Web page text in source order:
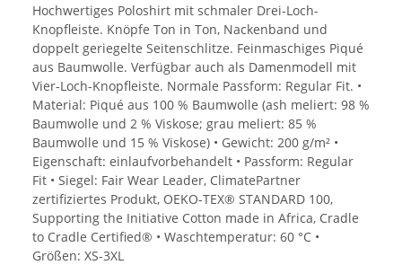
Hochwertiges Poloshirt mit schmaler Drei-Loch-
Knopfleiste. Knöpfe Ton in Ton, Nackenband und
doppelt geriegelte Seitenschlitze. Feinmaschiges Piqué
aus Baumwolle. Verfügbar auch als Damenmodell mit
Vier-Loch-Knopfleiste. Normale Passform: Regular Fit. •
Material: Piqué aus 100 % Baumwolle (ash meliert: 98 %
Baumwolle und 2 % Viskose; grau meliert: 85 %
Baumwolle und 15 % Viskose) • Gewicht: 200 g/m² •
Eigenschaft: einlaufvorbehandelt • Passform: Regular
Fit • Siegel: Fair Wear Leader, ClimatePartner
zertifiziertes Produkt, OEKO-TEX® STANDARD 100,
Supporting the Initiative Cotton made in Africa, Cradle
to Cradle Certified® • Waschtemperatur: 60 °C •
Größen: XS-3XL